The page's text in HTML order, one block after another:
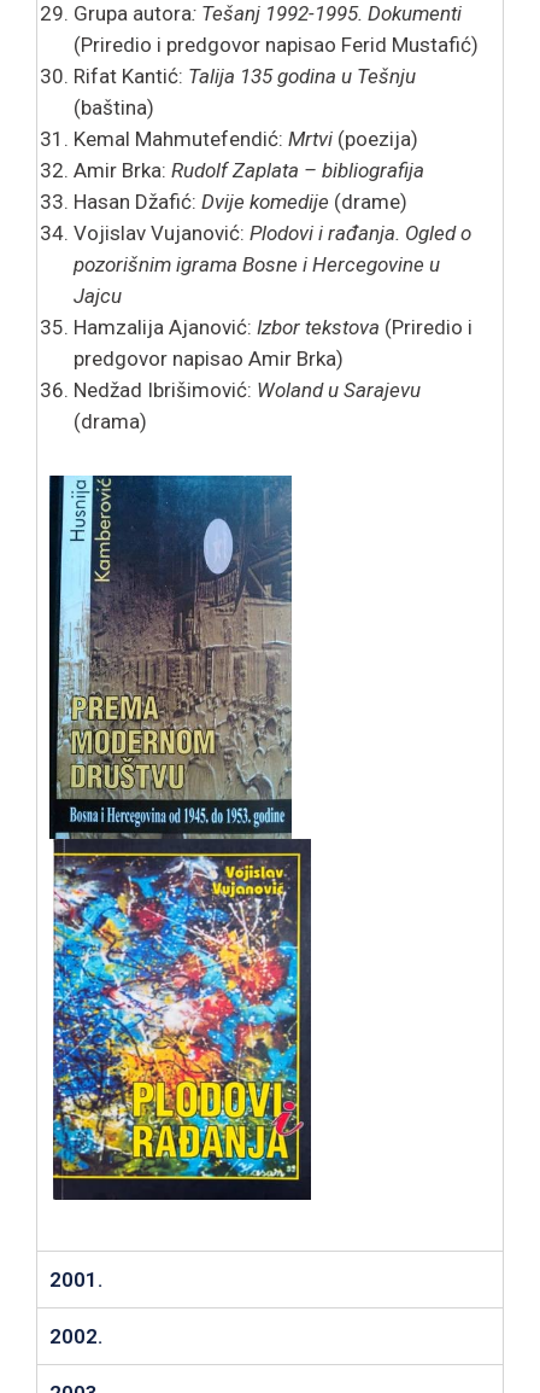
Grupa autora: Tešanj 1992-1995. Dokumenti
(Priredio i predgovor napisao Ferid Mustafić)
Rifat Kantić: Talija 135 godina u Tešnju
(baština)
Kemal Mahmutefendić: Mrtvi (poezija)
Amir Brka: Rudolf Zaplata – bibliografija
Hasan Džafić: Dvije komedije (drame)
Vojislav Vujanović: Plodovi i rađanja. Ogled o
pozorišnim igrama Bosne i Hercegovine u
Jajcu
Hamzalija Ajanović: Izbor tekstova (Priredio i
predgovor napisao Amir Brka)
Nedžad Ibrišimović: Woland u Sarajevu
(drama)
2001.
2002.